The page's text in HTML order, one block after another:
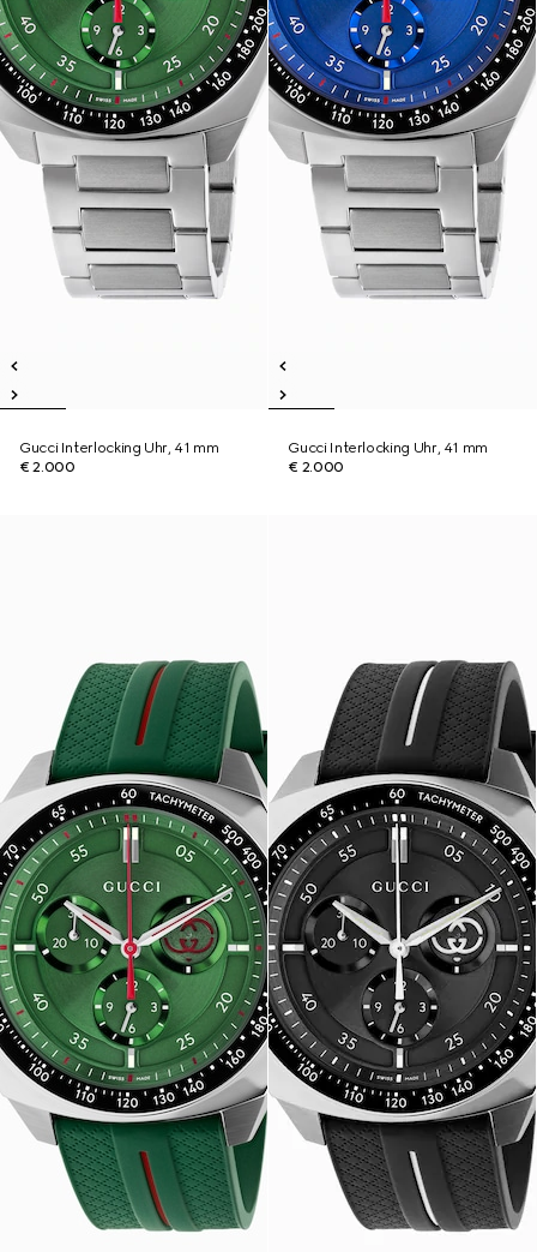
Gucci Interlocking Uhr, 41 mm
€ 2.000
Gucci Interlocking Uhr, 41 mm
€ 2.000